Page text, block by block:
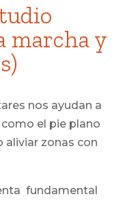
marcha y
nos ayudan a
el pie plano
aliviar zonas con
fundamental